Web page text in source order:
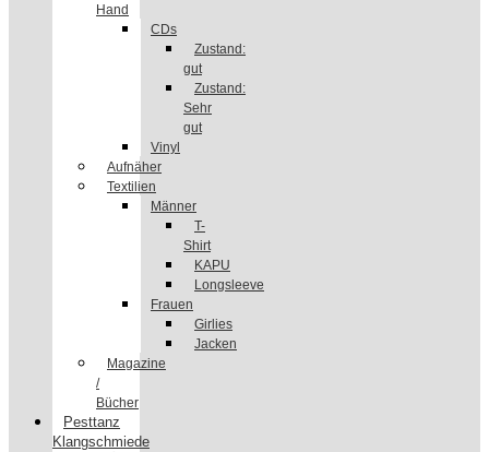
Hand
CDs
Zustand:
gut
Zustand:
Sehr
gut
Vinyl
Aufnäher
Textilien
Männer
T-
Shirt
KAPU
Longsleeve
Frauen
Girlies
Jacken
Magazine
/
Bücher
Pesttanz
Klangschmiede